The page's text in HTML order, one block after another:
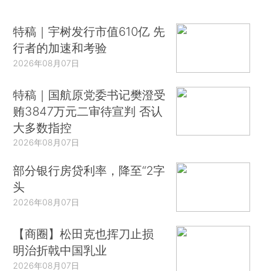
特稿｜宇树发行市值610亿 先
行者的加速和考验
2026年08月07日
特稿｜国航原党委书记樊澄受
贿3847万元二审待宣判 否认
大多数指控
2026年08月07日
部分银行房贷利率，降至“2字
头
2026年08月07日
【商圈】松田克也挥刀止损
明治折戟中国乳业
2026年08月07日